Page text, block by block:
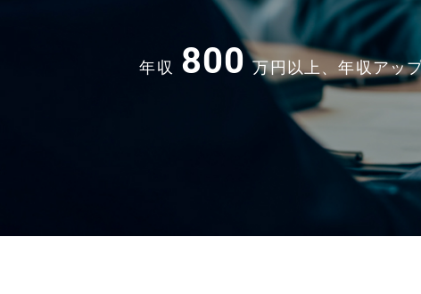
年収 800 万円以上、年収アッ